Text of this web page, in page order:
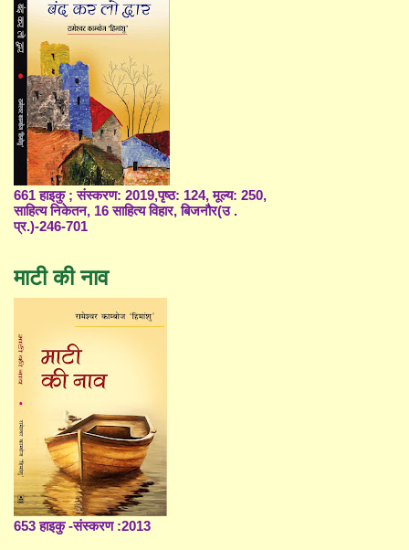
661 हाइकु ; संस्करण: 2019,पृष्ठ: 124, मूल्य: 250,
साहित्य निकेतन, 16 साहित्य विहार, बिजनौर(उ .
प्र.)-246-701
माटी की नाव
653 हाइकु -संस्करण :2013